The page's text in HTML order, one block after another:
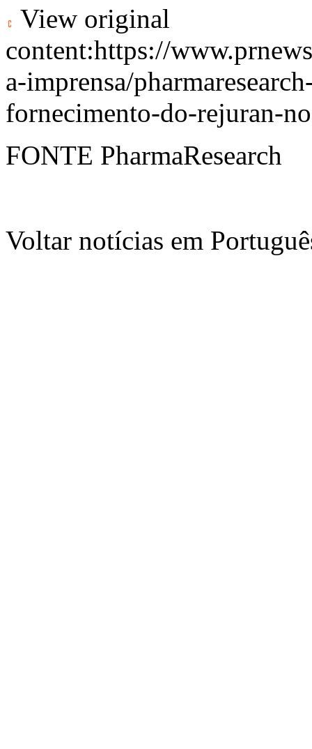
View original
content:https://
a-imprensa/
fornecimento-do-rejuran-
FONTE PharmaResearch
Voltar notícias em